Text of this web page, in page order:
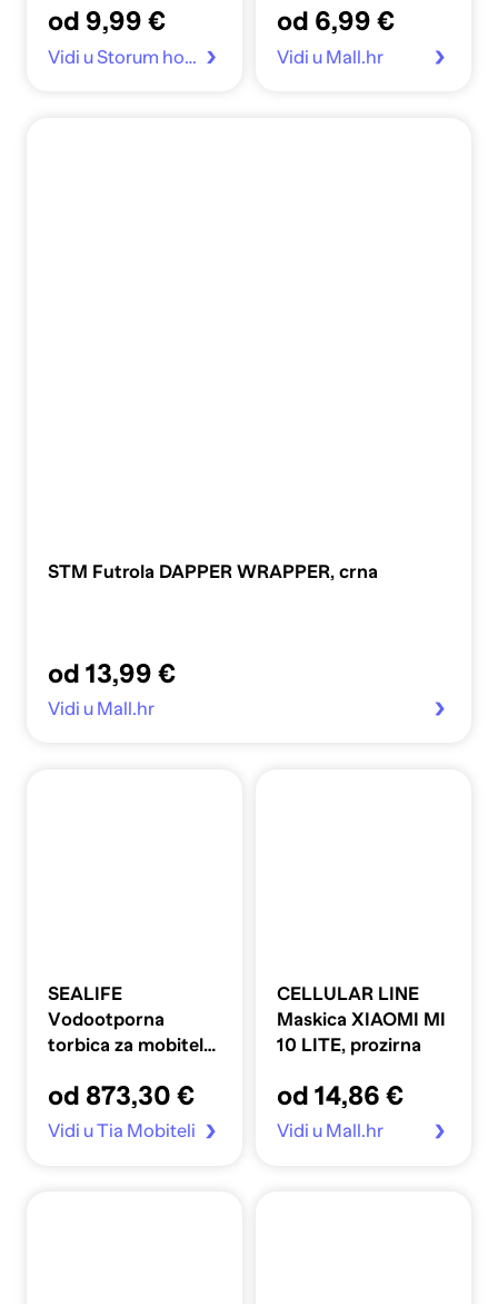
Sport armband
od 9,99 €
Vidi u Storum home
od 6,99 €
Vidi u Mall.hr
STM Futrola DAPPER WRAPPER, crna
od 13,99 €
Vidi u Mall.hr
SEALIFE
Vodootporna
torbica za mobitel
ULTRA PRO SL406
od 873,30 €
Vidi u Tia Mobiteli
CELLULAR LINE
Maskica XIAOMI MI
10 LITE, prozirna
od 14,86 €
Vidi u Mall.hr